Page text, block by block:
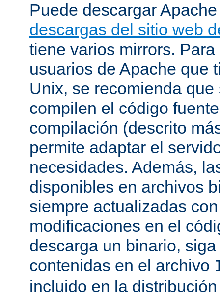
Puede descargar
descargas del sitio web
tiene varios mirrors.
usuarios de Apache que
Unix, se recomienda
compilen el código
compilación (descrito
permite adaptar el
necesidades. Además,
disponibles en archivos
siempre actualizadas
modificaciones en el
descarga un binario,
contenidas en el archivo
incluido en la distribución